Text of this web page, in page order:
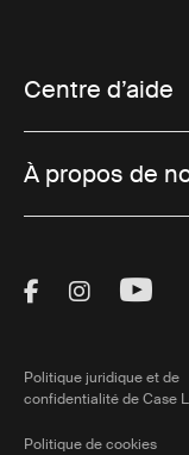
Centre d’aide
À propos de
Visit Thule
Visit
Politique juridique et de
confidentialité de Case
Politique de cookies